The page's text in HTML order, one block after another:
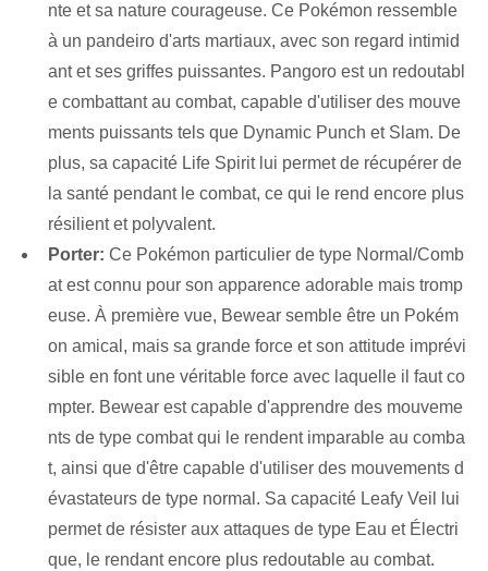
nte et sa nature courageuse. Ce Pokémon ressemble
à un pandeiro d'arts martiaux, avec son regard intimid
ant et ses griffes puissantes. Pangoro ⁤est‌ un redoutabl
e combattant au combat, capable d'utiliser des mouve
ments puissants tels que Dynamic Punch et Slam. De
plus, sa capacité Life Spirit lui permet de récupérer de
la santé pendant le combat, ce qui le rend encore plus
résilient et polyvalent.
Porter: Ce Pokémon particulier de type Normal/Comb
at est connu pour son apparence adorable mais tromp
euse. À première vue, Bewear semble être un Pokém
on amical, mais sa grande force et son attitude imprévi
sible en font une véritable force avec laquelle il faut co
mpter. Bewear est capable d'apprendre des mouveme
nts de type combat qui le rendent imparable au comba
t, ainsi que d'être capable d'utiliser des mouvements d
évastateurs de type normal. Sa capacité Leafy Veil lui
permet de résister aux attaques de type Eau et Électri
que, le rendant encore plus redoutable au combat.